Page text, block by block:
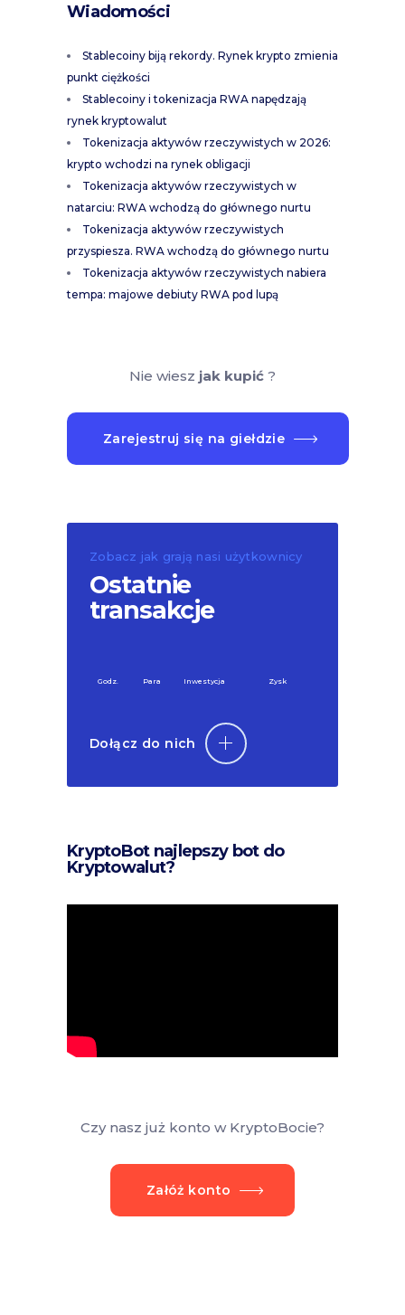
Wiadomości
Stablecoiny biją rekordy. Rynek krypto zmienia
punkt ciężkości
Stablecoiny i tokenizacja RWA napędzają
rynek kryptowalut
Tokenizacja aktywów rzeczywistych w 2026:
krypto wchodzi na rynek obligacji
Tokenizacja aktywów rzeczywistych w
natarciu: RWA wchodzą do głównego nurtu
Tokenizacja aktywów rzeczywistych
przyspiesza. RWA wchodzą do głównego nurtu
Tokenizacja aktywów rzeczywistych nabiera
tempa: majowe debiuty RWA pod lupą
Nie wiesz jak kupić?
Zarejestruj się na giełdzie
Zobacz jak grają nasi użytkownicy
Ostatnie
transakcje
Godz. Para Inwestycja Zysk
Dołącz do nich
KryptoBot najlepszy bot do
Kryptowalut?
Czy nasz już konto w KryptoBocie?
Załóż konto